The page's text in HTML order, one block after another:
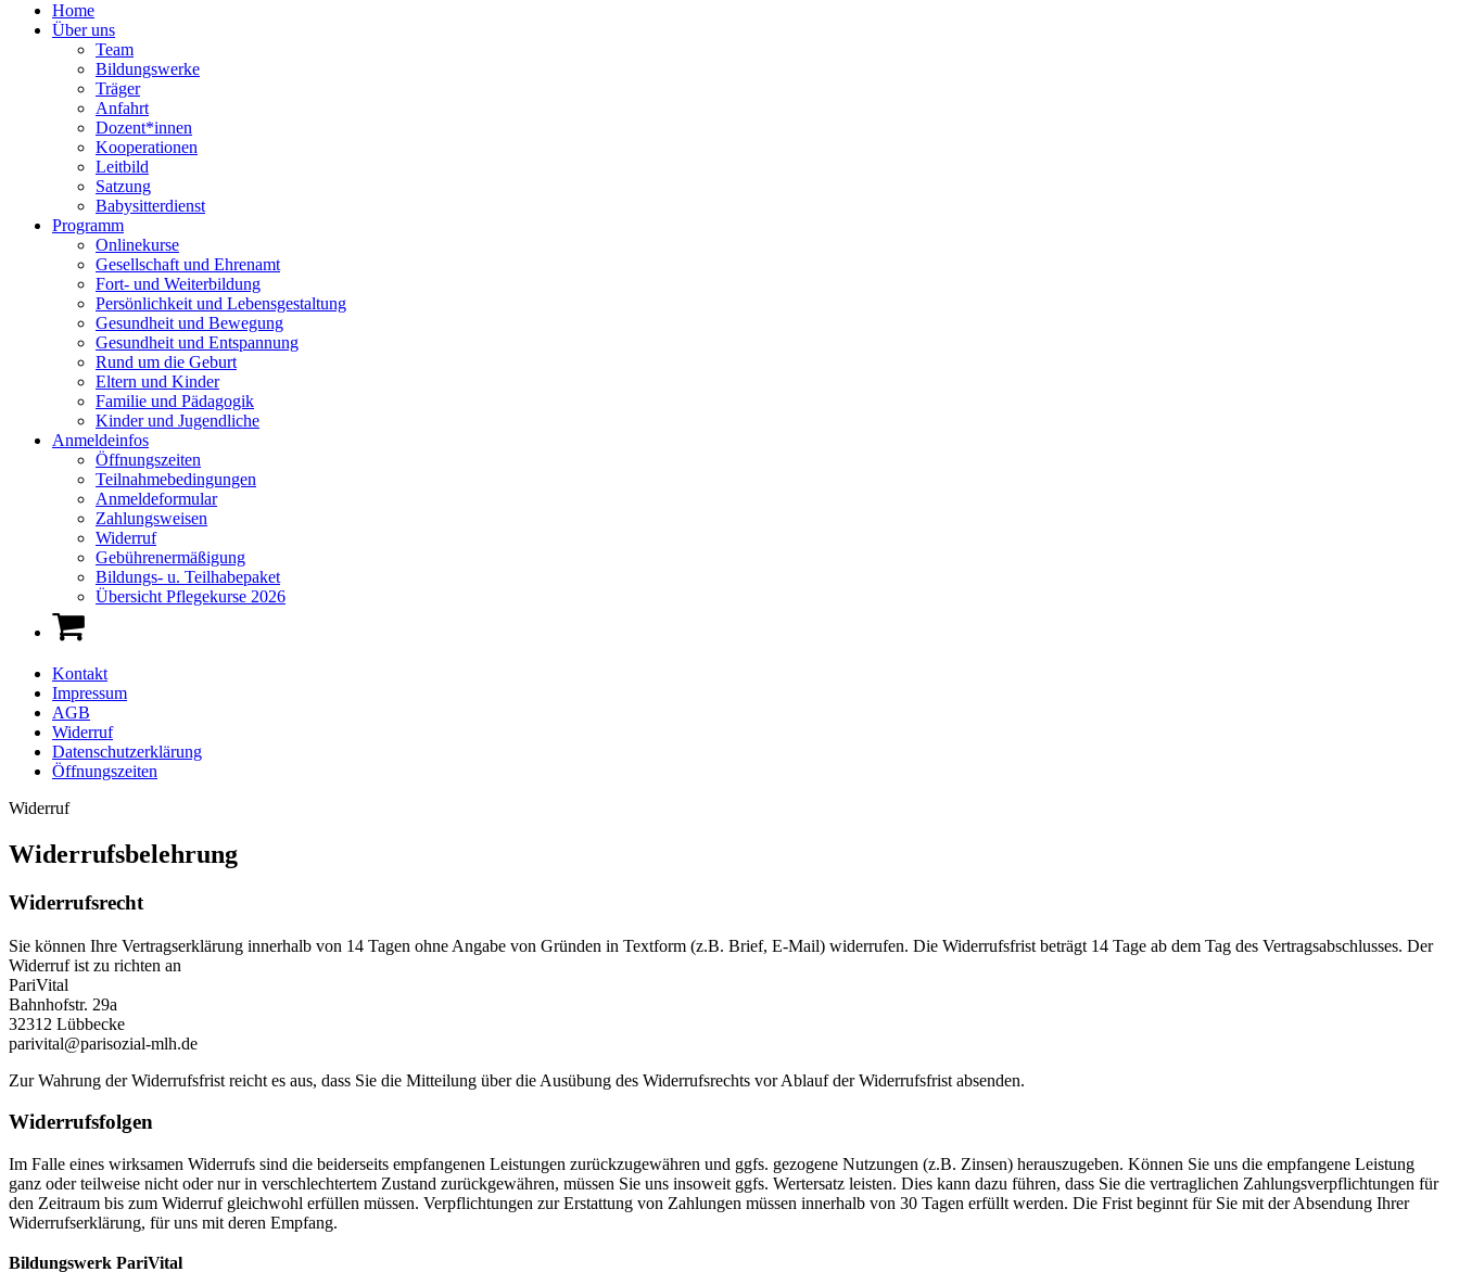
Home
Über uns
Team
Bildungswerke
Träger
Anfahrt
Dozent*innen
Kooperationen
Leitbild
Satzung
Babysitterdienst
Programm
Onlinekurse
Gesellschaft und Ehrenamt
Fort- und Weiterbildung
Persönlichkeit und Lebensgestaltung
Gesundheit und Bewegung
Gesundheit und Entspannung
Rund um die Geburt
Eltern und Kinder
Familie und Pädagogik
Kinder und Jugendliche
Anmeldeinfos
Öffnungszeiten
Teilnahmebedingungen
Anmeldeformular
Zahlungsweisen
Widerruf
Gebührenermäßigung
Bildungs- u. Teilhabepaket
Übersicht Pflegekurse 2026
Kontakt
Impressum
AGB
Widerruf
Datenschutzerklärung
Öffnungszeiten
Widerruf
Widerrufsbelehrung
Widerrufsrecht
Sie können Ihre Vertragserklärung innerhalb von 14 Tagen ohne Angabe von Gründen in Textform (z.B. Brief, E-Mail) widerrufen. Die Widerrufsfrist beträgt 14 Tage ab dem Tag des Vertragsabschlusses. Der
Widerruf ist zu richten an
PariVital
Bahnhofstr. 29a
32312 Lübbecke
parivital@parisozial-mlh.de
Zur Wahrung der Widerrufsfrist reicht es aus, dass Sie die Mitteilung über die Ausübung des Widerrufsrechts vor Ablauf der Widerrufsfrist absenden.
Widerrufsfolgen
Im Falle eines wirksamen Widerrufs sind die beiderseits empfangenen Leistungen zurückzugewähren und ggfs. gezogene Nutzungen (z.B. Zinsen) herauszugeben. Können Sie uns die empfangene Leistung
ganz oder teilweise nicht oder nur in verschlechtertem Zustand zurückgewähren, müssen Sie uns insoweit ggfs. Wertersatz leisten. Dies kann dazu führen, dass Sie die vertraglichen Zahlungsverpflichtungen für
den Zeitraum bis zum Widerruf gleichwohl erfüllen müssen. Verpflichtungen zur Erstattung von Zahlungen müssen innerhalb von 30 Tagen erfüllt werden. Die Frist beginnt für Sie mit der Absendung Ihrer
Widerrufserklärung, für uns mit deren Empfang.
Bildungswerk PariVital